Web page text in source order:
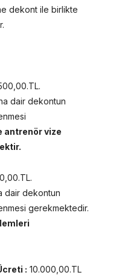
dekont ile birlikte
dair dekontun
antrenör vize
dair dekontun
gerekmektedir.
: 10.000,00.TL